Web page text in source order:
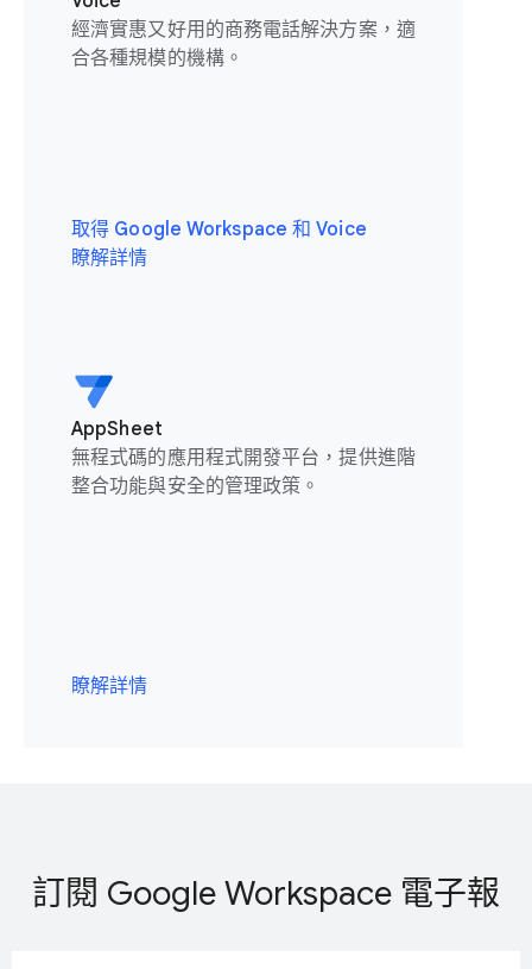
經濟實惠又好用的商務電話解決方案，適
合各種規模的機構。
取得 Google Workspace 和 Voice
瞭解詳情
AppSheet
無程式碼的應用程式開發平台，提供進階
整合功能與安全的管理政策。
瞭解詳情
訂閱 Google Workspace 電子報